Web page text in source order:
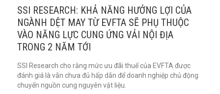
SSI RESEARCH: KHẢ NĂNG HƯỞNG LỢI CỦA
NGÀNH DỆT MAY TỪ EVFTA SẼ PHỤ THUỘC
VÀO NĂNG LỰC CUNG ỨNG VẢI NỘI ĐỊA
TRONG 2 NĂM TỚI
SSI Research cho rằng mức ưu đãi thuế của EVFTA được
đánh giá là vẫn chưa đủ hấp dẫn để doanh nghiệp chủ động
chuyển nguồn cung nguyên vật liệu.